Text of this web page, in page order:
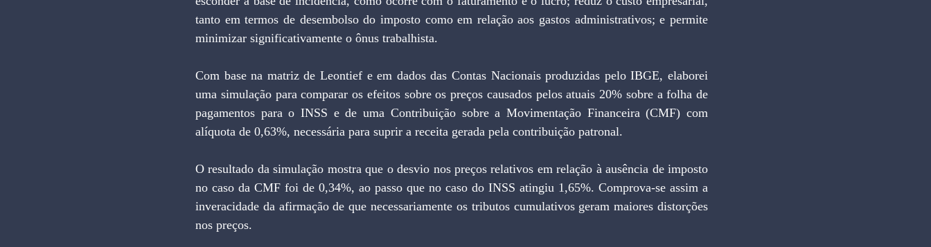
tanto em termos de desembolso do imposto como em relação aos gastos administrativos; e permite
minimizar significativamente o ônus trabalhista.
Com base na matriz de Leontief e em dados das Contas Nacionais produzidas pelo IBGE, elaborei
uma simulação para comparar os efeitos sobre os preços causados pelos atuais 20% sobre a folha de
pagamentos para o INSS e de uma Contribuição sobre a Movimentação Financeira (CMF) com
alíquota de 0,63%, necessária para suprir a receita gerada pela contribuição patronal.
O resultado da simulação mostra que o desvio nos preços relativos em relação à ausência de imposto
no caso da CMF foi de 0,34%, ao passo que no caso do INSS atingiu 1,65%. Comprova-se assim a
inveracidade da afirmação de que necessariamente os tributos cumulativos geram maiores distorções
nos preços.